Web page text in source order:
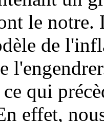
le notre.
de
qui
effet,